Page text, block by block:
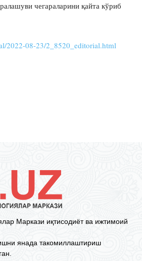
чегараларини қайта кўриб
2022-08-23/2_8520_editorial.html
Маркази иқтисодиёт ва ижтимоий
янада такомиллаштириш